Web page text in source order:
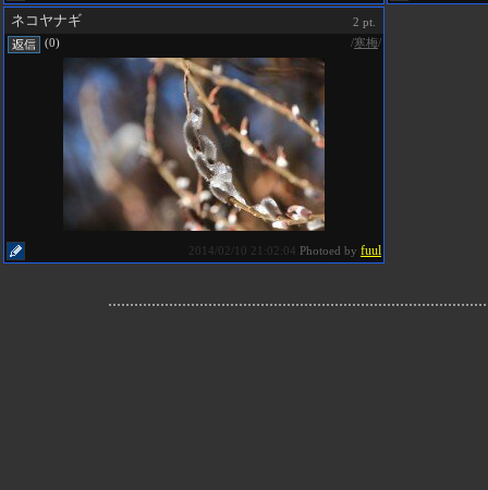
ネコヤナギ
2 pt.
(0)
/寒梅/
2014/02/10 21:02:04 Photoed by fuul